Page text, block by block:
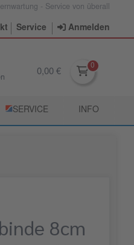
- Service von überall
Service Anmelden
0,00 €
­SERVICE INFO
8cm